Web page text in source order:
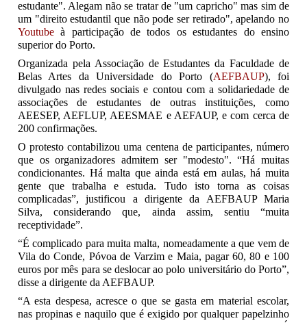
estudante". Alegam não se tratar de "um capricho" mas sim de
um "direito estudantil que não pode ser retirado", apelando no
Youtube à participação de todos os estudantes do ensino
superior do Porto.
Organizada pela Associação de Estudantes da Faculdade de
Belas Artes da Universidade do Porto (AEFBAUP), foi
divulgado nas redes sociais e contou com a solidariedade de
associações de estudantes de outras instituições, como
AEESEP, AEFLUP, AEESMAE e AEFAUP, e com cerca de
200 confirmações.
O protesto contabilizou uma centena de participantes, número
que os organizadores admitem ser "modesto". “Há muitas
condicionantes. Há malta que ainda está em aulas, há muita
gente que trabalha e estuda. Tudo isto torna as coisas
complicadas”, justificou a dirigente da AEFBAUP Maria
Silva, considerando que, ainda assim, sentiu “muita
receptividade”.
“É complicado para muita malta, nomeadamente a que vem de
Vila do Conde, Póvoa de Varzim e Maia, pagar 60, 80 e 100
euros por mês para se deslocar ao polo universitário do Porto”,
disse a dirigente da AEFBAUP.
“A esta despesa, acresce o que se gasta em material escolar,
nas propinas e naquilo que é exigido por qualquer papelzinho